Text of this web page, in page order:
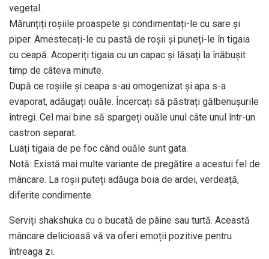
vegetal.
Mărunțiți roșiile proaspete și condimentați-le cu sare și
piper. Amestecați-le cu pastă de roșii și puneți-le în tigaia
cu ceapă. Acoperiți tigaia cu un capac și lăsați la înăbușit
timp de câteva minute.
După ce roșiile și ceapa s-au omogenizat și apa s-a
evaporat, adăugați ouăle. Încercați să păstrați gălbenușurile
întregi. Cel mai bine să spargeți ouăle unul câte unul într-un
castron separat.
Luați tigaia de pe foc când ouăle sunt gata.
Notă: Există mai multe variante de pregătire a acestui fel de
mâncare. La roșii puteți adăuga boia de ardei, verdeață,
diferite condimente.
Serviți shakshuka cu o bucată de pâine sau turtă. Această
mâncare delicioasă vă va oferi emoții pozitive pentru
întreaga zi.